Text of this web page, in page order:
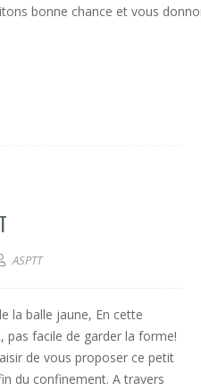
bonne chance et vous
ASPTT
la balle jaune, En cette
facile de garder la forme!
de vous proposer ce petit
du confinement. A travers